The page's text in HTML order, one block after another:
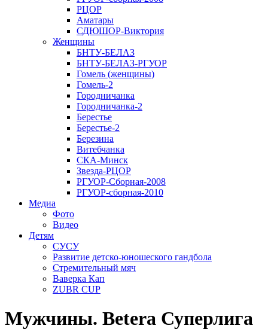
РЦОР
Аматары
СДЮШОР-Виктория
Женщины
БНТУ-БЕЛАЗ
БНТУ-БЕЛАЗ-РГУОР
Гомель (женщины)
Гомель-2
Городничанка
Городничанка-2
Берестье
Берестье-2
Березина
Витебчанка
СКА-Минск
Звезда-РЦОР
РГУОР-Сборная-2008
РГУОР-сборная-2010
Медиа
Фото
Видео
Детям
СУСУ
Развитие детско-юношеского гандбола
Стремительный мяч
Ваверка Кап
ZUBR CUP
Мужчины. Betera Суперлига